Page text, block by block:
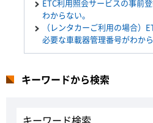
ETC利用照会サービスの事前
わからない。
（レンタカーご利用の場合）
必要な車載器管理番号がわから
キーワードから検索